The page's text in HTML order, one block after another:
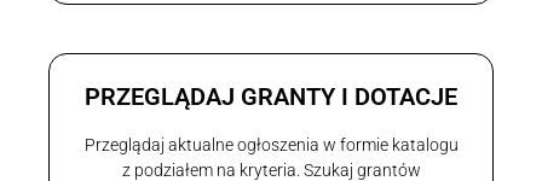
PRZEGLĄDAJ GRANTY I DOTACJE
Przeglądaj aktualne ogłoszenia w formie katalogu
z podziałem na kryteria. Szukaj grantów